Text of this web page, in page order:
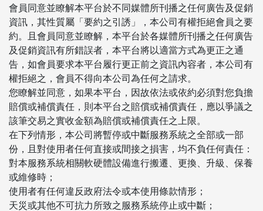
會員同意並瞭解本平台於不同媒體所刊播之任何廣告及促銷
資訊，其性質屬「要約之引誘」，本公司有權拒絕會員之要
約。且會員同意並瞭解，本平台於各媒體所刊播之任何廣告
及促銷資訊有所錯誤者，本平台將以適當方式為更正之通
告，如會員要求本平台履行更正前之資訊內容者，本公司有
權拒絕之，會員不得向本公司為任何之請求。
您瞭解並同意，如果本平台，因故依法或依約必須對您負擔
賠償或補償責任，則本平台之賠償或補償責任，應以爭議之
該筆交易之實收金額為賠償或補償責任之上限。
在下列情形，本公司將暫停或中斷服務系統之全部或一部
份，且對使用者任何直接或間接之損害，均不負任何責任：
對本服務系統相關軟硬體設備進行搬遷、更換、升級、保養
或維修時；
使用者有任何違反政府法令或本使用條款情形；
天災或其他不可抗力所致之服務系統停止或中斷；